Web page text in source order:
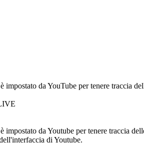
impostato da YouTube per tenere traccia
impostato da Youtube per tenere traccia
di Youtube.